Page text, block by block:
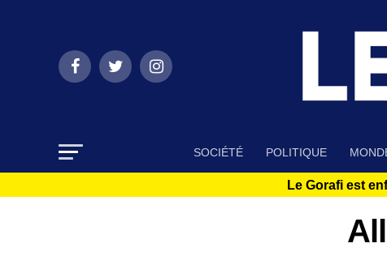
SOCIÉTÉ POLITIQUE
Le Gorafi est